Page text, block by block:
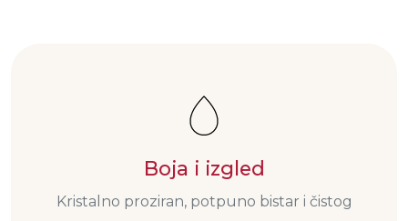
Boja i izgled
Kristalno proziran, potpuno bistar i čistog